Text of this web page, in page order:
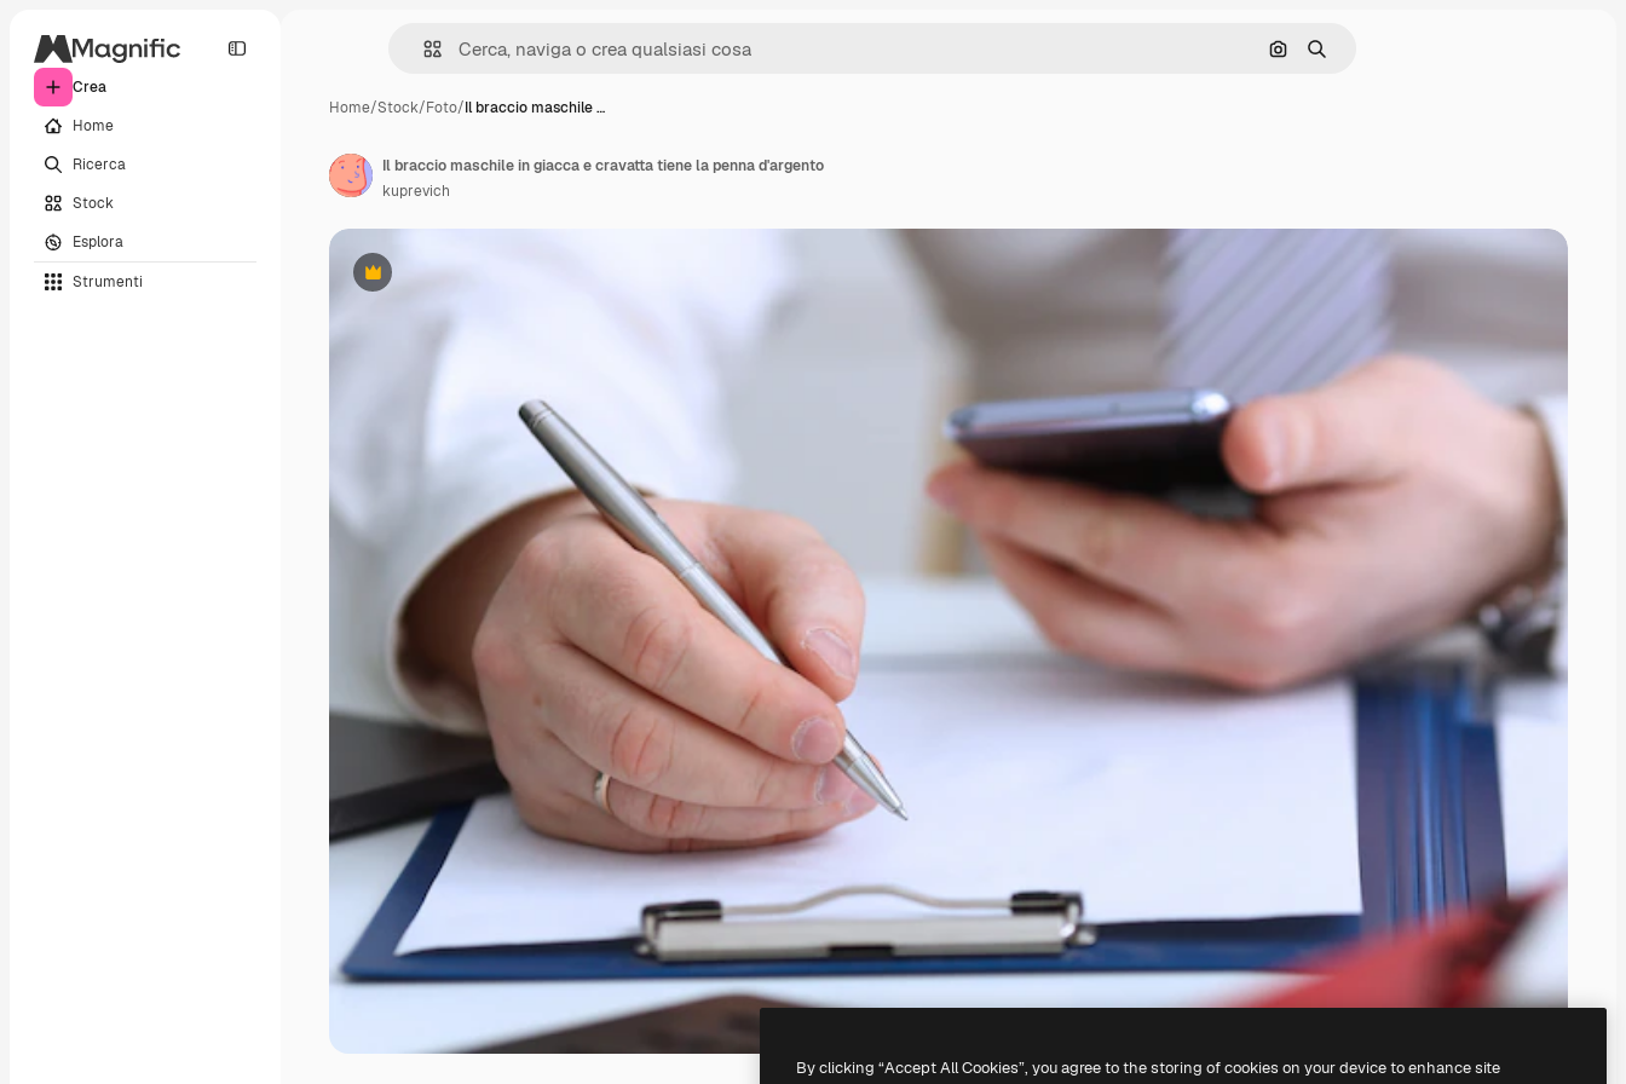
Crea
Home
Ricerca
Stock
Esplora
Strumenti
Cerca per immagine
Ricerca
Home/Stock/Foto/Il braccio maschile …
Premium
Il braccio maschile in giacca e cravatta tiene la penna d'argento
kuprevich
By clicking “Accept All Cookies”, you agree to the storing of cookies on your device to enhance site